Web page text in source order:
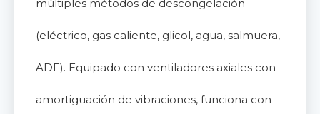
múltiples métodos de descongelación
(eléctrico, gas caliente, glicol, agua, salmuera,
ADF). Equipado con ventiladores axiales con
amortiguación de vibraciones, funciona con